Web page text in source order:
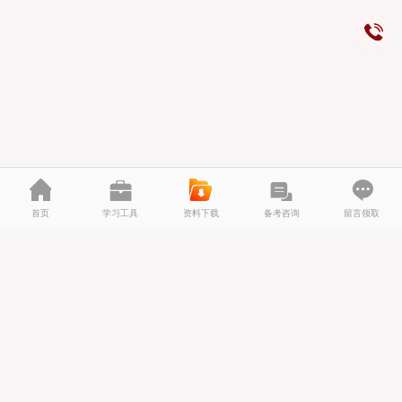
首页 学习工具 资料下载 备考咨询 留言领取